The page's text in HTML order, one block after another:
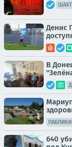
Денис
В
ПАБЛИКИ
640